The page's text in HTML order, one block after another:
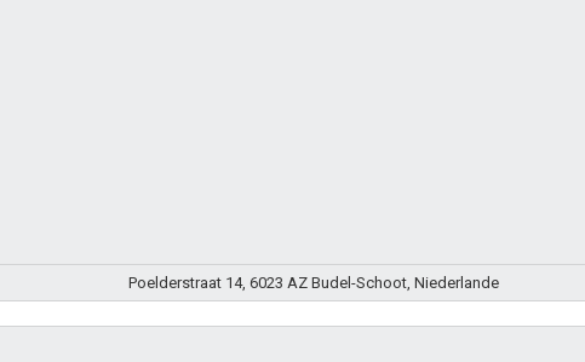
Poelderstraat 14, 6023 AZ Budel-Schoot, Niederlande